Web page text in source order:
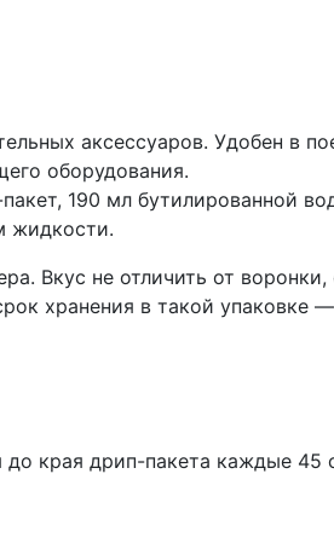
аксессуаров. Удобен в
оборудования.
190 мл бутилированной
жидкости.
Вкус не отличить от воронки,
хранения в такой упаковке
края дрип-пакета каждые 45